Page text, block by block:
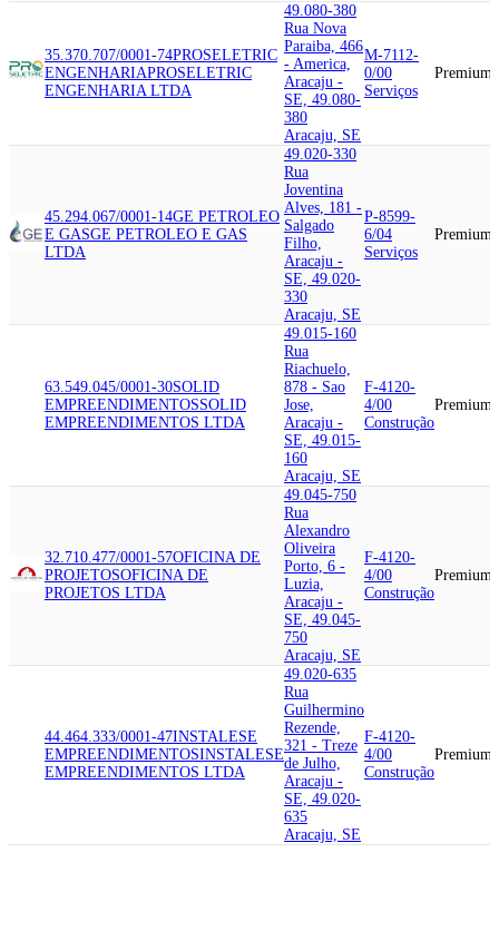
35.370.707/0001-74PROSELETRIC
ENGENHARIAPROSELETRIC
ENGENHARIA LTDA
49.080-380
Rua Nova
Paraiba, 466
- America,
Aracaju -
SE, 49.080-
380
Aracaju, SE
M-7112-
0/00
Serviços
Premium
45.294.067/0001-14GE PETROLEO
E GASGE PETROLEO E GAS
LTDA
49.020-330
Rua
Joventina
Alves, 181 -
Salgado
Filho,
Aracaju -
SE, 49.020-
330
Aracaju, SE
P-8599-
6/04
Serviços
Premium
63.549.045/0001-30SOLID
EMPREENDIMENTOSSOLID
EMPREENDIMENTOS LTDA
49.015-160
Rua
Riachuelo,
878 - Sao
Jose,
Aracaju -
SE, 49.015-
160
Aracaju, SE
F-4120-
4/00
Construção
Premium
32.710.477/0001-57OFICINA DE
PROJETOSOFICINA DE
PROJETOS LTDA
49.045-750
Rua
Alexandro
Oliveira
Porto, 6 -
Luzia,
Aracaju -
SE, 49.045-
750
Aracaju, SE
F-4120-
4/00
Construção
Premium
44.464.333/0001-47INSTALESE
EMPREENDIMENTOSINSTALESE
EMPREENDIMENTOS LTDA
49.020-635
Rua
Guilhermino
Rezende,
321 - Treze
de Julho,
Aracaju -
SE, 49.020-
635
Aracaju, SE
F-4120-
4/00
Construção
Premium